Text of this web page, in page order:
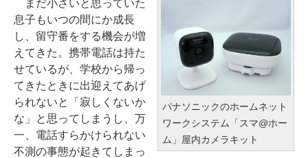
パナソニックのホームネット
ワークシステム「スマ@ホー
ム」屋内カメラキット
まだ小さいと思っていた
息子もいつの間にか成長
し、留守番をする機会が増
えてきた。携帯電話は持た
せているが、学校から帰っ
てきたときに出迎えてあげ
られないと「寂しくないか
な」と思ってしまうし、万
一、電話すらかけられない
不測の事態が起きてしまっ